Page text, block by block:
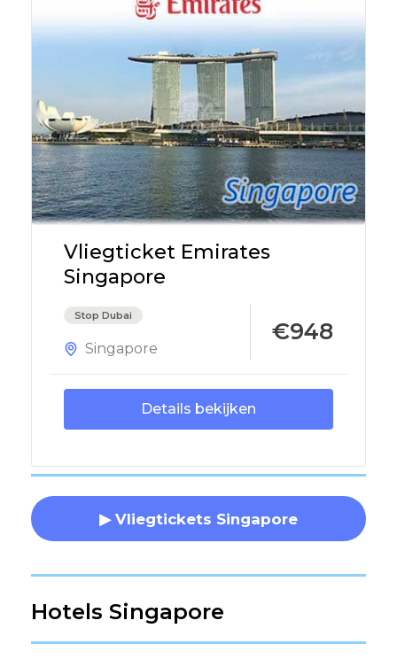
Vliegticket Emirates
Singapore
Stop Dubai
Singapore
€948
Details bekijken
▶ Vliegtickets Singapore
Hotels Singapore